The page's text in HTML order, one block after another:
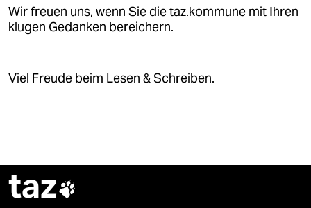
Wir freuen uns, wenn Sie die taz.kommune mit Ihren
klugen Gedanken bereichern.
Viel Freude beim Lesen & Schreiben.
taz